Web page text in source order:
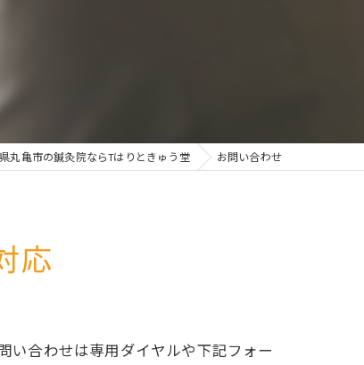
丸亀市の鍼灸院ならTはりときゅう堂 お問い合わせ
応
い合わせは専用ダイヤルや下記フォー